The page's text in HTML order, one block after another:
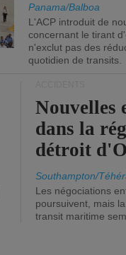
Panama/Balboa
L'ACP introduit de
concernant le tirant
n'exclut pas des
quotidien de transits.
Nouvelles
dans la
détroit
Southampton/
Les négociations
poursuivent, mais
transit maritime